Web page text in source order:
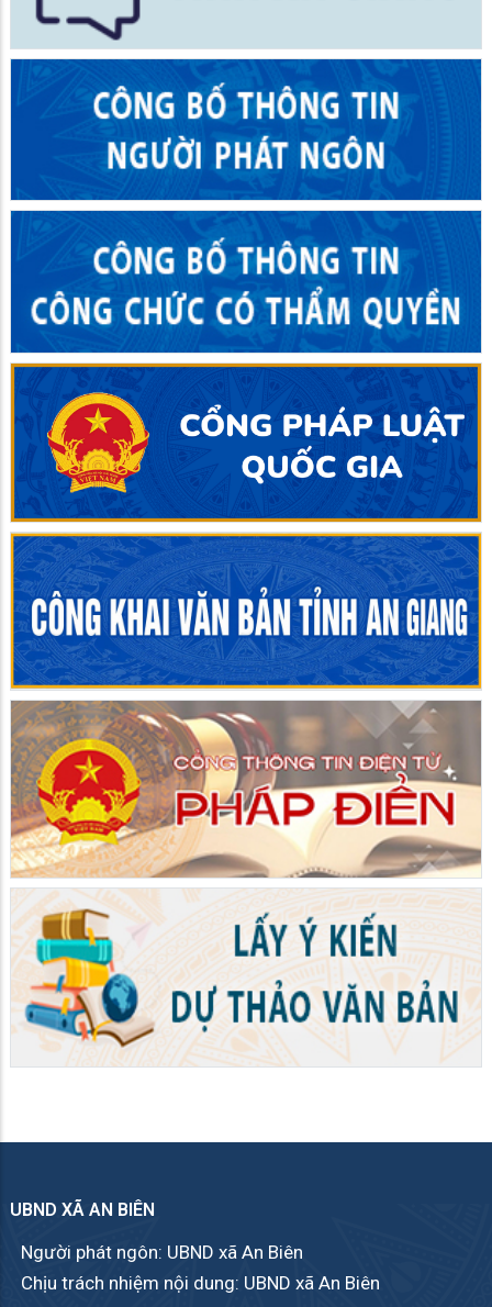
UBND XÃ AN BIÊN
Người phát ngôn: UBND xã An Biên
Chịu trách nhiệm nội dung: UBND xã An Biên